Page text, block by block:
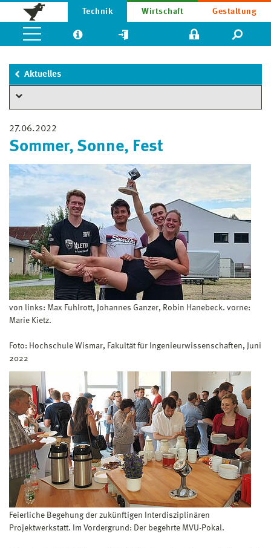
Technik Wirtschaft Gestaltung
Aktuelles
27.06.2022
Sommer, Sonne, Fest
von links: Max Fuhlrott, Johannes Ganzer, Robin Hanebeck. vorne:
Marie Kietz.
Foto: Hochschule Wismar, Fakultät für Ingenieurwissenschaften, Juni
2022
Feierliche Begehung der zukünftigen Interdisziplinären
Projektwerkstatt. Im Vordergrund: Der begehrte MVU-Pokal.